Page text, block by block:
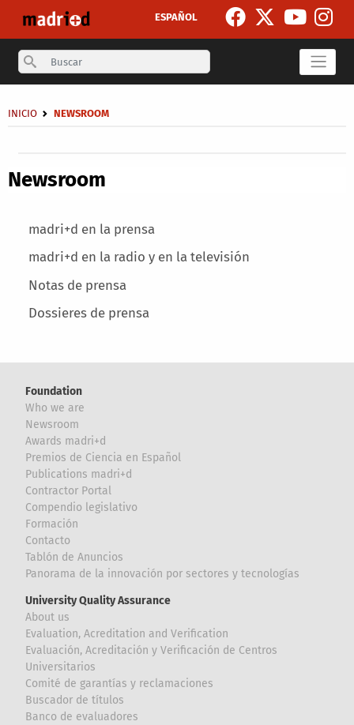
ESPAÑOL
Search
Breadcrumb
INICIO NEWSROOM
Main menu
madri+d en la prensa
madri+d en la radio y en la televisión
Notas de prensa
Dossieres de prensa
Newsroom
Foundation
Who we are
Newsroom
Awards madri+d
Premios de Ciencia en Español
Publications madri+d
Contractor Portal
Compendio legislativo
Formación
Contacto
Tablón de Anuncios
Panorama de la innovación por sectores y tecnologías
University Quality Assurance
About us
Evaluation, Acreditation and Verification
Evaluación, Acreditación y Verificación de Centros
Universitarios
Comité de garantías y reclamaciones
Buscador de títulos
Banco de evaluadores